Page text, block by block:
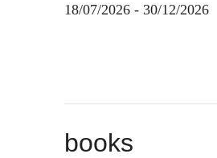
18/07/2026 - 30/12/2026
books